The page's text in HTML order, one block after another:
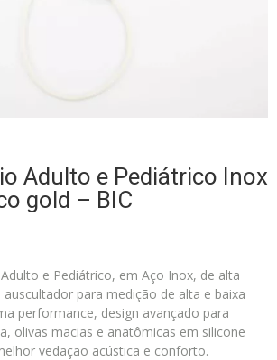
Adulto e Pediátrico Inox
gold – BIC
e Pediátrico, em Aço Inox, de alta
auscultador para medição de alta e baixa
performance, design avançado para
olivas macias e anatômicas em silicone
vedação acústica e conforto.